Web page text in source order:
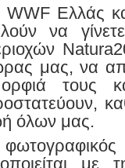
WWF Ελλάς
να
μας, να
τους
όλων μας.
με